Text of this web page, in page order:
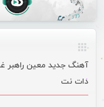
آهنگ جدید معین راهبر
دات نت